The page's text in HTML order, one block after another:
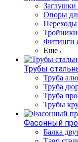
Заглушки
Опоры
Переходы
Тройники
Фитинги
Еще
Трубы
Труба
Труба
Труба
Трубы
Фасонный
Балка